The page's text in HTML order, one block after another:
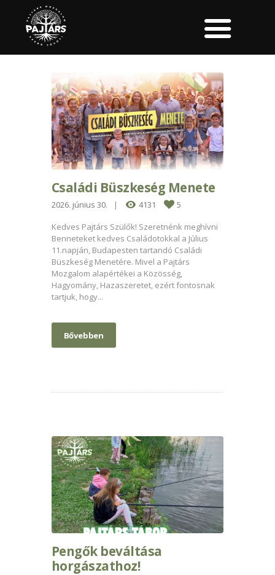
Családi Büszkeség Menete
2026. június 30. 4131 5
Kedves Pajtárs Szülők! Szeretnénk meghívni
Benneteket kedves Családotokkal a Július
11.napján, Budapesten tartandó Családi
Büszkeség Menetére. Mivel a Pajtárs
Mozgalom alapértékei a Közösség,
Hagyomány, Hazaszeretet, ezért fontosnak
tartjuk, hogy...
Bővebben
Pengők beváltása
horgászathoz!